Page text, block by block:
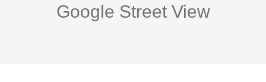
Google Street View